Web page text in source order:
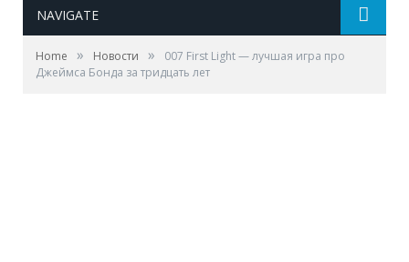
NAVIGATE
Home » Новости »
007 First Light — лучшая игра про
Джеймса Бонда за тридцать лет